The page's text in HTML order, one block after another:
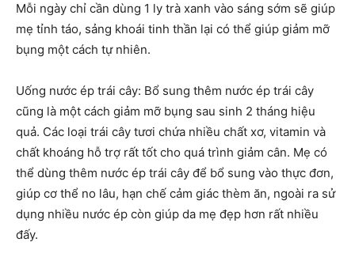
Mỗi ngày chỉ cần dùng 1 ly trà xanh vào sáng sớm sẽ giúp
mẹ tỉnh táo, sảng khoái tinh thần lại có thể giúp giảm mỡ
bụng một cách tự nhiên.
Uống nước ép trái cây: Bổ sung thêm nước ép trái cây
cũng là một cách giảm mỡ bụng sau sinh 2 tháng hiệu
quả. Các loại trái cây tươi chứa nhiều chất xơ, vitamin và
chất khoáng hỗ trợ rất tốt cho quá trình giảm cân. Mẹ có
thể dùng thêm nước ép trái cây để bổ sung vào thực đơn,
giúp cơ thể no lâu, hạn chế cảm giác thèm ăn, ngoài ra sử
dụng nhiều nước ép còn giúp da mẹ đẹp hơn rất nhiều
đấy.